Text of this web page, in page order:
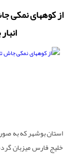
کویرنوردی باز است
رویتان قرار دارد.
از کوههای نمکی
استان بوشهر که به
خلیج فارس میزبان